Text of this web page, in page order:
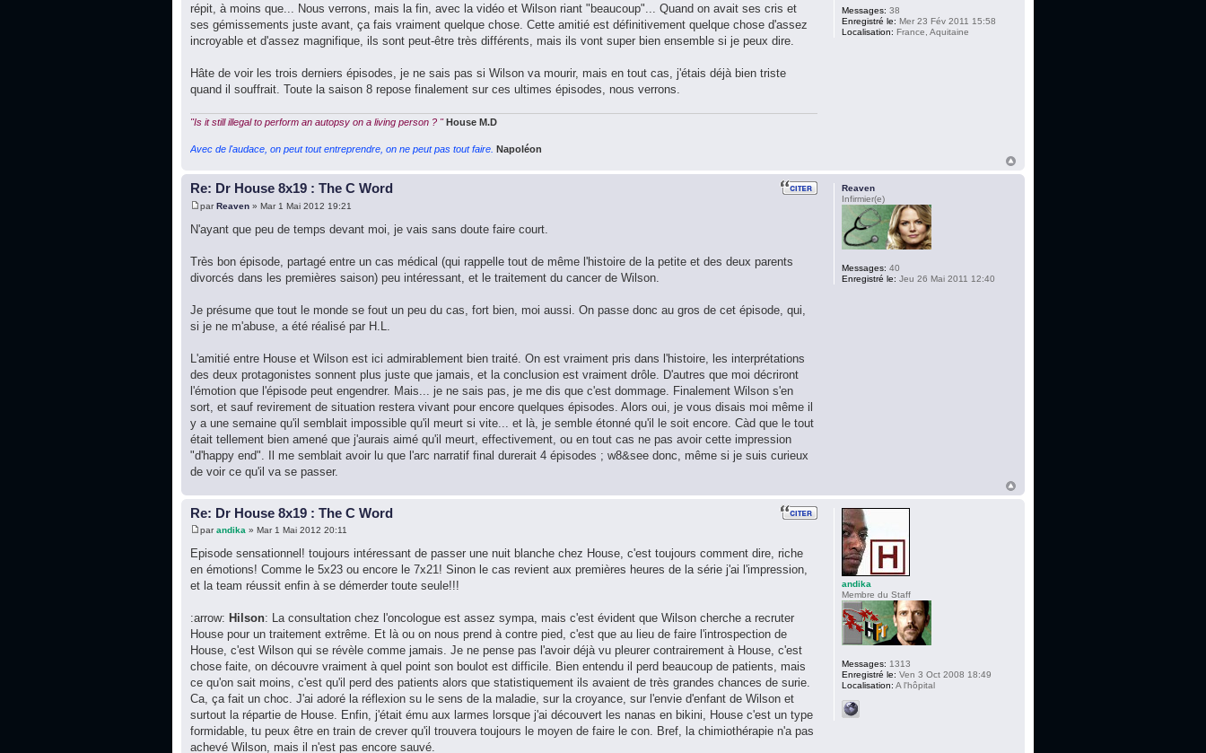
répit, à moins que... Nous verrons, mais la fin, avec la vidéo et Wilson riant "beaucoup"... Quand on avait ses cris et
ses gémissements juste avant, ça fais vraiment quelque chose. Cette amitié est définitivement quelque chose d'assez
incroyable et d'assez magnifique, ils sont peut-être très différents, mais ils vont super bien ensemble si je peux dire.
Hâte de voir les trois derniers épisodes, je ne sais pas si Wilson va mourir, mais en tout cas, j'étais déjà bien triste
quand il souffrait. Toute la saison 8 repose finalement sur ces ultimes épisodes, nous verrons.
"Is it still illegal to perform an autopsy on a living person ? " House M.D
Avec de l'audace, on peut tout entreprendre, on ne peut pas tout faire. Napoléon
Messages: 38
Enregistré le: Mer 23 Fév 2011 15:58
Localisation: France, Aquitaine
Re: Dr House 8x19 : The C Word
parReaven » Mar 1 Mai 2012 19:21
N'ayant que peu de temps devant moi, je vais sans doute faire court.
Très bon épisode, partagé entre un cas médical (qui rappelle tout de même l'histoire de la petite et des deux parents
divorcés dans les premières saison) peu intéressant, et le traitement du cancer de Wilson.
Je présume que tout le monde se fout un peu du cas, fort bien, moi aussi. On passe donc au gros de cet épisode, qui,
si je ne m'abuse, a été réalisé par H.L.
L'amitié entre House et Wilson est ici admirablement bien traité. On est vraiment pris dans l'histoire, les interprétations
des deux protagonistes sonnent plus juste que jamais, et la conclusion est vraiment drôle. D'autres que moi décriront
l'émotion que l'épisode peut engendrer. Mais... je ne sais pas, je me dis que c'est dommage. Finalement Wilson s'en
sort, et sauf revirement de situation restera vivant pour encore quelques épisodes. Alors oui, je vous disais moi même il
y a une semaine qu'il semblait impossible qu'il meurt si vite... et là, je semble étonné qu'il le soit encore. Càd que le tout
était tellement bien amené que j'aurais aimé qu'il meurt, effectivement, ou en tout cas ne pas avoir cette impression
"d'happy end". Il me semblait avoir lu que l'arc narratif final durerait 4 épisodes ; w8&see donc, même si je suis curieux
de voir ce qu'il va se passer.
Reaven
Infirmier(e)
Messages: 40
Enregistré le: Jeu 26 Mai 2011 12:40
Re: Dr House 8x19 : The C Word
parandika » Mar 1 Mai 2012 20:11
Episode sensationnel! toujours intéressant de passer une nuit blanche chez House, c'est toujours comment dire, riche
en émotions! Comme le 5x23 ou encore le 7x21! Sinon le cas revient aux premières heures de la série j'ai l'impression,
et la team réussit enfin à se démerder toute seule!!!
:arrow: Hilson: La consultation chez l'oncologue est assez sympa, mais c'est évident que Wilson cherche a recruter
House pour un traitement extrême. Et là ou on nous prend à contre pied, c'est que au lieu de faire l'introspection de
House, c'est Wilson qui se révèle comme jamais. Je ne pense pas l'avoir déjà vu pleurer contrairement à House, c'est
chose faite, on découvre vraiment à quel point son boulot est difficile. Bien entendu il perd beaucoup de patients, mais
ce qu'on sait moins, c'est qu'il perd des patients alors que statistiquement ils avaient de très grandes chances de surie.
Ca, ça fait un choc. J'ai adoré la réflexion su le sens de la maladie, sur la croyance, sur l'envie d'enfant de Wilson et
surtout la répartie de House. Enfin, j'était ému aux larmes lorsque j'ai découvert les nanas en bikini, House c'est un type
formidable, tu peux être en train de crever qu'il trouvera toujours le moyen de faire le con. Bref, la chimiothérapie n'a pas
achevé Wilson, mais il n'est pas encore sauvé.
andika
Membre du Staff
Messages: 1313
Enregistré le: Ven 3 Oct 2008 18:49
Localisation: A l'hôpital